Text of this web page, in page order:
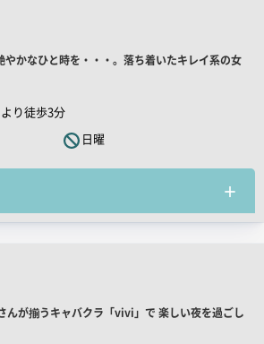
やかなひと時を・・・。落ち着いたキレイ系の女
り徒歩3分
日曜
んが揃うキャバクラ「vivi」で 楽しい夜を過ごし